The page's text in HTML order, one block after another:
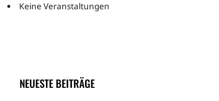
Keine Veranstaltungen
NEUESTE BEITRÄGE